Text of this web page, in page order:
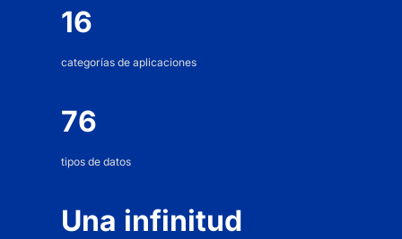
16
categorías de aplicaciones
76
tipos de datos
Una infinitud